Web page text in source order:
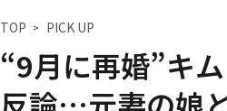
TOP PICK UP
“9月に再婚”キ